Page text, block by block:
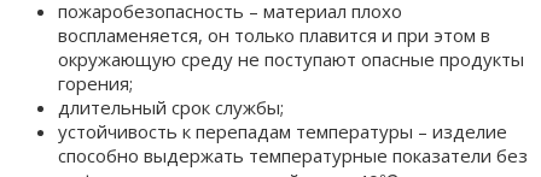
пожаробезопасность – материал плохо
воспламеняется, он только плавится и при этом в
окружающую среду не поступают опасные продукты
горения;
длительный срок службы;
устойчивость к перепадам температуры – изделие
способно выдержать температурные показатели без